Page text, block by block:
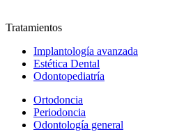
Tratamientos
Implantología avanzada
Estética Dental
Odontopediatría
Ortodoncia
Periodoncia
Odontología general